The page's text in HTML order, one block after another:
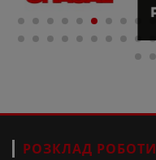
РОЗКЛАД РОБОТИ